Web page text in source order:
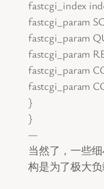
fastcgi_index
fastcgi_param
fastcgi_param
fastcgi_param
fastcgi_param
fastcgi_param
}
}
—
当然了，一些
构是为了极大